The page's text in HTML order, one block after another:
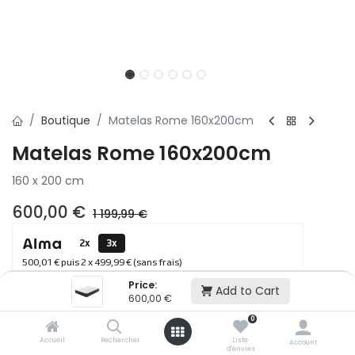
Price:
600,00 € Add to Cart
Accueil Rechercher
0
Liste
d'envies
Account
Boutique Matelas Rome 160x200cm
Matelas Rome 160x200cm
160 x 200 cm
600,00 € 1 199,99€
2x
3x
500,01 € puis 2 x 499,99 € (sans frais)
Ajouter au panier